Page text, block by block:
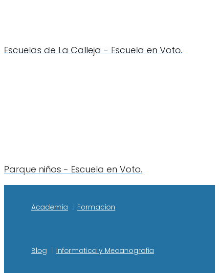
Escuelas de La Calleja - Escuela en Voto.
Parque niños - Escuela en Voto.
Academia Formacion
Blog Informatica y Mecanografia